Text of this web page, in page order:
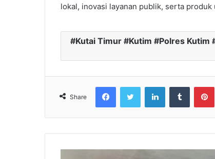
lokal, inovasi layanan publik, serta produk
Kutai Timur #Kutim #Polres Kutim
Share